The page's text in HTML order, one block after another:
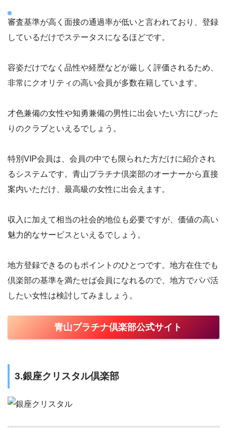
審査基準が高く面接の通過率が低いと言われており、登録
しているだけでステータスになるほどです。
容姿だけでなく品性や経歴などが厳しく評価されるため、
非常にクオリティの高い会員が多数在籍しています。
才色兼備の女性や知勇兼備の男性に出会いたい方にぴった
りのクラブといえるでしょう。
特別VIP会員は、会員の中でも限られた方だけに紹介され
るシステムです。青山プラチナ倶楽部のオーナーから直接
案内いただけ、最高級の女性に出会えます。
収入に加えて相当の社会的地位も必要ですが、価値の高い
魅力的なサービスといえるでしょう。
地方登録できるのもポイントのひとつです。地方在住でも
倶楽部の基準を満たせば会員になれるので、地方でパパ活
したい女性は検討してみましょう。
青山プラチナ倶楽部公式サイト
3.銀座クリスタル倶楽部